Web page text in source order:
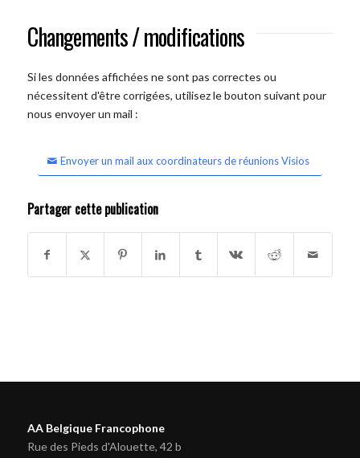
Changements / modifications
Si les données affichées ne sont pas correctes ou
nécessitent d'être corrigées, utilisez le bouton suivant pour
nous envoyer un mail :
Envoyer un mail aux coordinateurs de réunions Visios
Partager cette publication
AA Belgique Francophone
Rue des Pieds d'Alouette, 42 b